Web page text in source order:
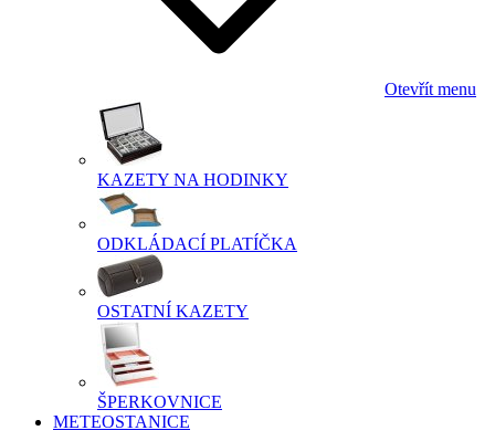
Otevřít menu
KAZETY NA HODINKY
ODKLÁDACÍ PLATÍČKA
OSTATNÍ KAZETY
ŠPERKOVNICE
METEOSTANICE